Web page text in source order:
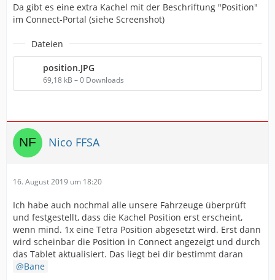
Da gibt es eine extra Kachel mit der Beschriftung "Position"
im Connect-Portal (siehe Screenshot)
Dateien
position.JPG
69,18 kB – 0 Downloads
Nico FFSA
16. August 2019 um 18:20
Ich habe auch nochmal alle unsere Fahrzeuge überprüft
und festgestellt, dass die Kachel Position erst erscheint,
wenn mind. 1x eine Tetra Position abgesetzt wird. Erst dann
wird scheinbar die Position in Connect angezeigt und durch
das Tablet aktualisiert. Das liegt bei dir bestimmt daran
Bane